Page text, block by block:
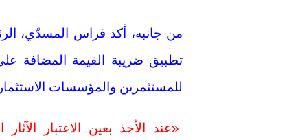
من جانبه، أكد فراس المسدّي،
تطبيق ضريبة القيمة المضافة
للمستثمرين والمؤسسات
«عند الأخذ بعين الاعتبار